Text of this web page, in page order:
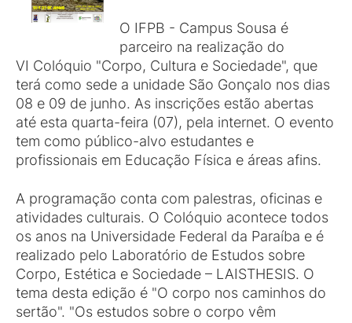
O IFPB - Campus Sousa é
parceiro na realização do
VI Colóquio "Corpo, Cultura e Sociedade", que
terá como sede a unidade São Gonçalo nos dias
08 e 09 de junho. As inscrições estão abertas
até esta quarta-feira (07), pela internet. O evento
tem como público-alvo estudantes e
profissionais em Educação Física e áreas afins.
A programação conta com palestras, oficinas e
atividades culturais. O Colóquio acontece todos
os anos na Universidade Federal da Paraíba e é
realizado pelo Laboratório de Estudos sobre
Corpo, Estética e Sociedade – LAISTHESIS. O
tema desta edição é "O corpo nos caminhos do
sertão". "Os estudos sobre o corpo vêm